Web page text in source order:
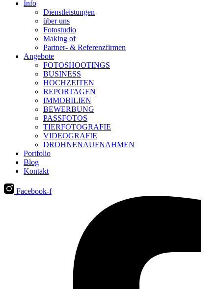
Info
Dienstleistungen
über uns
Fotostudio
Making of
Partner- & Referenzfirmen
Angebote
FOTOSHOOTINGS
BUSINESS
HOCHZEITEN
REPORTAGEN
IMMOBILIEN
BEWERBUNG
PASSFOTOS
TIERFOTOGRAFIE
VIDEOGRAFIE
DROHNENAUFNAHMEN
Portfolio
Blog
Kontakt
Facebook-f